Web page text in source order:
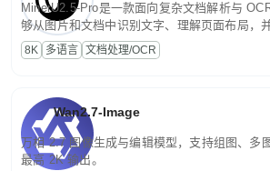
MinerU2.5-Pro是一款面向复杂文档解析与
够从图片和文档中识别文字、理解页面布局，
为便于存储、检索和二次处理的结构化结果。
8K 多语言 文档处理/OCR
Wan2.7-Image
万相 2.7 图像生成与编辑模型，支持组图、多
最高 2K 输出。